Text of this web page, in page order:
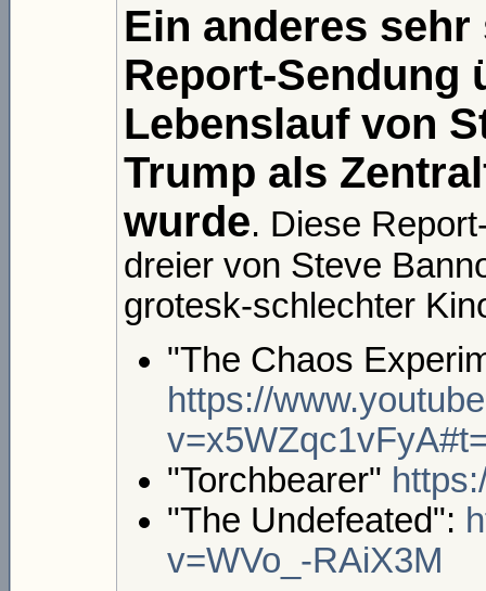
Ein anderes
Report-Sendung
Lebenslauf von
Trump als
wurde. Diese
dreier von Steve
grotesk-schlechter
"The Chaos
https://
"Torchbearer"
"The Undefeated":
v=WVo_-RAiX3M